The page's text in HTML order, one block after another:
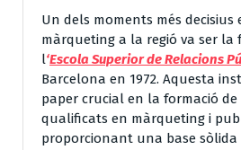
Un dels moments més
màrqueting a la regió va ser la
l‘Escola Superior de Relacions
Barcelona en 1972. Aquesta
paper crucial en la formació
qualificats en màrqueting i
proporcionant una base sòlida